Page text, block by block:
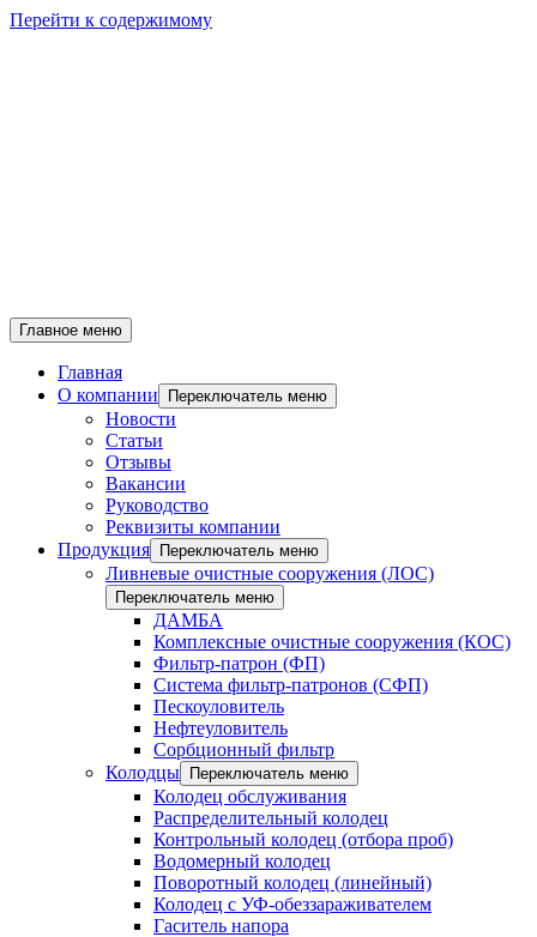
Перейти к содержимому
Главное меню
Главная
О компании
Переключатель меню
Новости
Статьи
Отзывы
Вакансии
Руководство
Реквизиты компании
Продукция
Переключатель меню
Ливневые очистные сооружения (ЛОС)
Переключатель меню
ДАМБА
Комплексные очистные сооружения (КОС)
Фильтр-патрон (ФП)
Система фильтр-патронов (СФП)
Пескоуловитель
Нефтеуловитель
Сорбционный фильтр
Колодцы
Переключатель меню
Колодец обслуживания
Распределительный колодец
Контрольный колодец (отбора проб)
Водомерный колодец
Поворотный колодец (линейный)
Колодец с УФ-обеззараживателем
Гаситель напора